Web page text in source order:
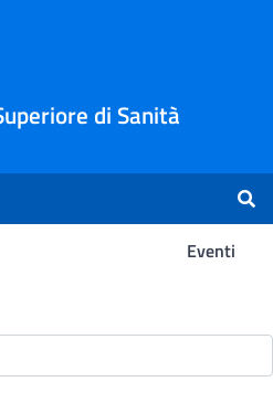
di Sanità
Eventi
Ricerca -